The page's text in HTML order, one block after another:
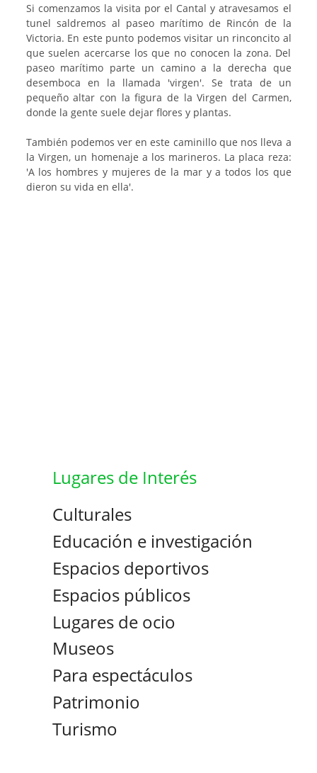
Si comenzamos la visita por el Cantal y atravesamos el
tunel saldremos al paseo marítimo de Rincón de la
Victoria. En este punto podemos visitar un rinconcito al
que suelen acercarse los que no conocen la zona. Del
paseo marítimo parte un camino a la derecha que
desemboca en la llamada 'virgen'. Se trata de un
pequeño altar con la figura de la Virgen del Carmen,
donde la gente suele dejar flores y plantas.
También podemos ver en este caminillo que nos lleva a
la Virgen, un homenaje a los marineros. La placa reza:
'A los hombres y mujeres de la mar y a todos los que
dieron su vida en ella'.
Lugares de Interés
Culturales
Educación e investigación
Espacios deportivos
Espacios públicos
Lugares de ocio
Museos
Para espectáculos
Patrimonio
Turismo